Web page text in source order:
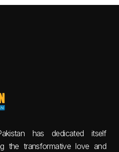
has dedicated itself
the transformative love and